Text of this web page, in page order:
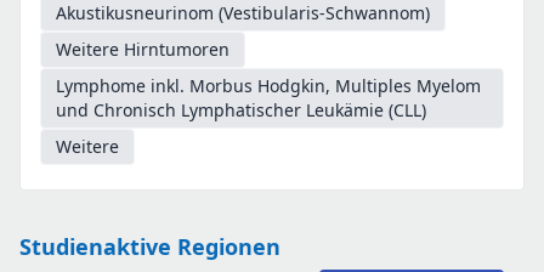
Akustikusneurinom (Vestibularis-Schwannom)
Weitere Hirntumoren
Lymphome inkl. Morbus Hodgkin, Multiples Myelom
und Chronisch Lymphatischer Leukämie (CLL)
Weitere
Studienaktive Regionen